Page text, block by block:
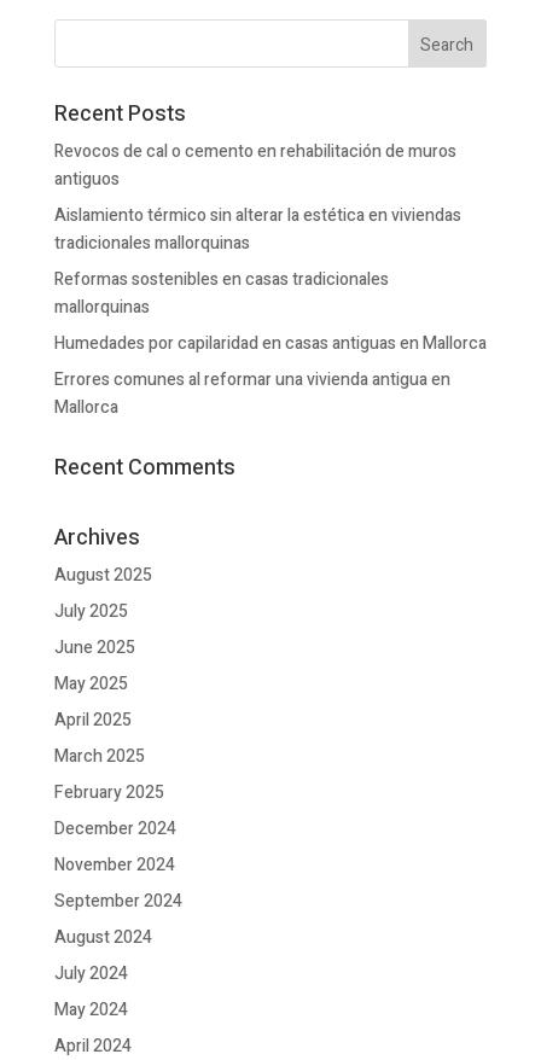
Recent Posts
Revocos de cal o cemento en rehabilitación de muros
antiguos
Aislamiento térmico sin alterar la estética en viviendas
tradicionales mallorquinas
Reformas sostenibles en casas tradicionales
mallorquinas
Humedades por capilaridad en casas antiguas en Mallorca
Errores comunes al reformar una vivienda antigua en
Mallorca
Recent Comments
Archives
August 2025
July 2025
June 2025
May 2025
April 2025
March 2025
February 2025
December 2024
November 2024
September 2024
August 2024
July 2024
May 2024
April 2024